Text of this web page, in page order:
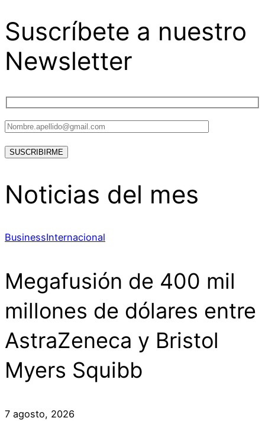
Suscríbete a nuestro
Newsletter
Noticias del mes
BusinessInternacional
Megafusión de 400 mil
millones de dólares entre
AstraZeneca y Bristol
Myers Squibb
7 agosto, 2026